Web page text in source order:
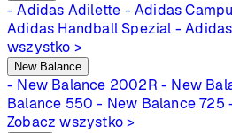
- Adidas Adilette - Adidas
Adidas Handball Spezial -
wszystko >
New Balance
- New Balance 2002R - New
Balance 550 - New Balance 725
Zobacz wszystko >